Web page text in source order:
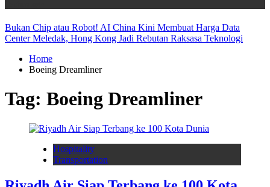
Bukan Chip atau Robot! AI China Kini Membuat Harga Data
Center Meledak, Hong Kong Jadi Rebutan Raksasa Teknologi
Home
Boeing Dreamliner
Tag: Boeing Dreamliner
Hospitality
Transportation